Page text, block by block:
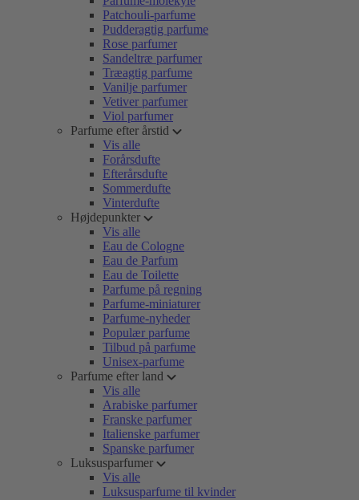
Patchouli-parfume
Pudderagtig parfume
Rose parfumer
Sandeltræ parfumer
Træagtig parfume
Vanilje parfumer
Vetiver parfumer
Viol parfumer
Parfume efter årstid
Vis alle
Forårsdufte
Efterårsdufte
Sommerdufte
Vinterdufte
Højdepunkter
Vis alle
Eau de Cologne
Eau de Parfum
Eau de Toilette
Parfume på regning
Parfume-miniaturer
Parfume-nyheder
Populær parfume
Tilbud på parfume
Unisex-parfume
Parfume efter land
Vis alle
Arabiske parfumer
Franske parfumer
Italienske parfumer
Spanske parfumer
Luksusparfumer
Vis alle
Luksusparfume til kvinder